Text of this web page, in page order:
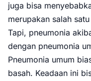
juga bisa
merupakan salah
Tapi, pneumonia
dengan pneumonia
Pneumonia umum
basah. Keadaan ini